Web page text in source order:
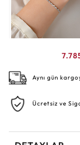
Aynı gün
Ücretsiz ve